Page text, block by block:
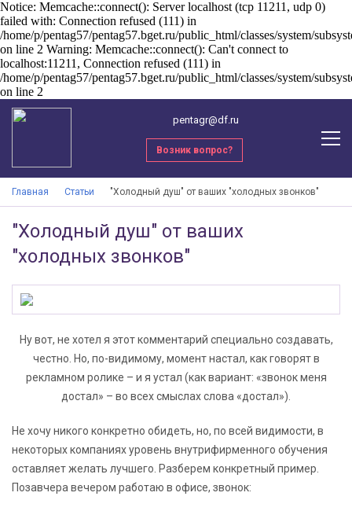
Notice: Memcache::connect(): Server localhost (tcp 11211, udp 0)
failed with: Connection refused (111) in
/home/p/pentag57/pentag57.bget.ru/public_html/classes/system/
on line 2 Warning: Memcache::connect(): Can't connect to
localhost:11211, Connection refused (111) in
/home/p/pentag57/pentag57.bget.ru/public_html/classes/system/
on line 2
pentagr@df.ru
Возник вопрос?
Главная Статьи "Холодный душ" от ваших "холодных звонков"
"Холодный душ" от ваших
"холодных звонков"
Ну вот, не хотел я этот комментарий специально создавать,
честно. Но, по-видимому, момент настал, как говорят в
рекламном ролике – и я устал (как вариант: «звонок меня
достал» – во всех смыслах слова «достал»).
Не хочу никого конкретно обидеть, но, по всей видимости, в
некоторых компаниях уровень внутрифирменного обучения
оставляет желать лучшего. Разберем конкретный пример.
Позавчера вечером работаю в офисе, звонок: